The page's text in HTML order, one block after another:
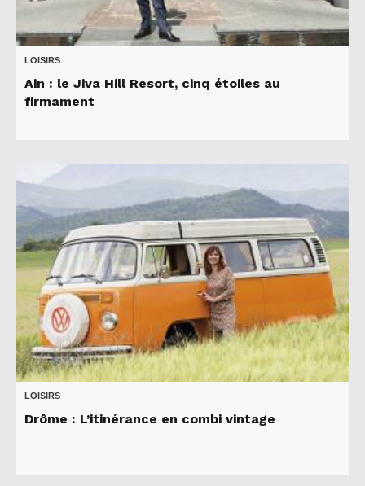
LOISIRS
Ain : le Jiva Hill Resort, cinq étoiles au
firmament
LOISIRS
Drôme : L’itinérance en combi vintage